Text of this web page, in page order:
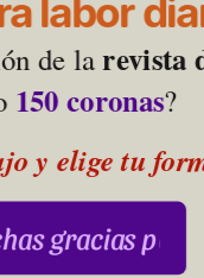
labor
de la revista
150 coronas?
y elige tu
gracias por